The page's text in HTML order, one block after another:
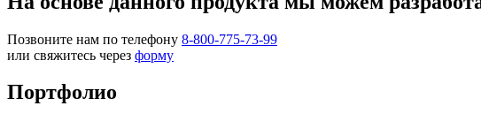
Позвоните нам по телефону 8-800-775-73-99
или свяжитесь через форму
Портфолио